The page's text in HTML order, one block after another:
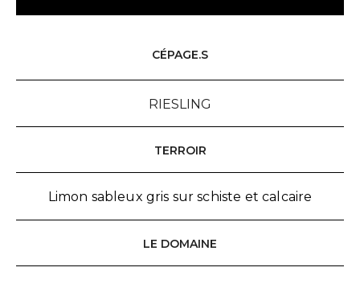
CÉPAGE.S
RIESLING
TERROIR
Limon sableux gris sur schiste et calcaire
LE DOMAINE